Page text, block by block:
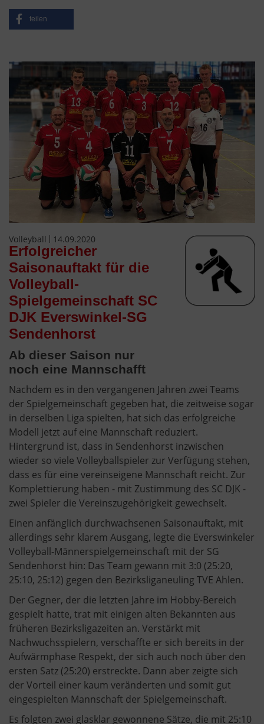
teilen
Volleyball 14.09.2020
Erfolgreicher
Saisonauftakt für die
Volleyball-
Spielgemeinschaft SC
DJK Everswinkel-SG
Sendenhorst
Ab dieser Saison nur
noch eine Mannschafft
Nachdem es in den vergangenen Jahren zwei Teams
der Spielgemeinschaft gegeben hat, die zeitweise sogar
in derselben Liga spielten, hat sich das erfolgreiche
Modell jetzt auf eine Mannschaft reduziert.
Hintergrund ist, dass in Sendenhorst inzwischen
wieder so viele Volleyballspieler zur Verfügung stehen,
dass es für eine vereinseigene Mannschaft reicht. Zur
Komplettierung haben - mit Zustimmung des SC DJK -
zwei Spieler die Vereinszugehörigkeit gewechselt.
Einen anfänglich durchwachsenen Saisonauftakt, mit
allerdings sehr klarem Ausgang, legte die Everswinkeler
Volleyball-Männerspielgemeinschaft mit der SG
Sendenhorst hin: Das Team gewann mit 3:0 (25:20,
25:10, 25:12) gegen den Bezirksliganeuling TVE Ahlen.
Der Gegner, der die letzten Jahre im Hobby-Bereich
gespielt hatte, trat mit einigen alten Bekannten aus
früheren Bezirksligazeiten an. Verstärkt mit
Nachwuchsspielern, verschaffte er sich bereits in der
Aufwärmphase Respekt, der sich auch noch über den
ersten Satz (25:20) erstreckte. Dann aber zeigte sich
der Vorteil einer kaum veränderten und somit gut
eingespielten Mannschaft der Spielgemeinschaft.
Es folgten zwei glasklar gewonnene Sätze, die mit 25:10